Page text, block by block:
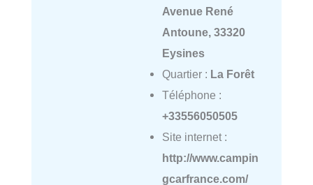
Avenue René
Antoune, 33320
Eysines
Quartier : La Forêt
Téléphone :
+33556050505
Site internet :
http://www.campin
gcarfrance.com/